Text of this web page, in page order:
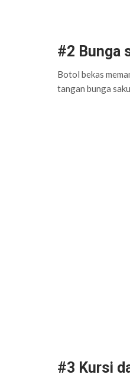
#2 Bunga
Botol bekas
tangan bunga
#3 Kursi